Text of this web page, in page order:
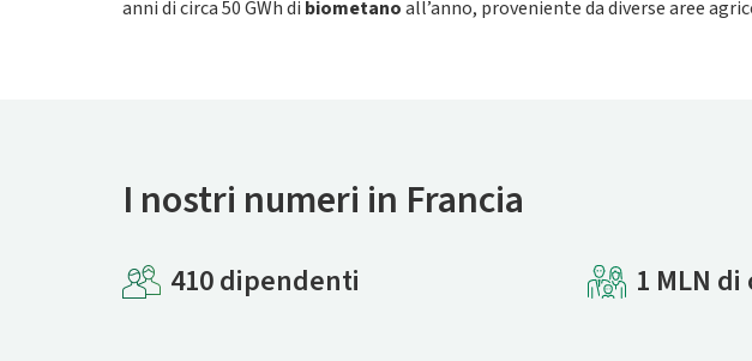
anni di circa 50 GWh di biometanoall’anno, proveniente da diverse aree
I nostri numeri in Francia
410 dipendenti 1 MLN